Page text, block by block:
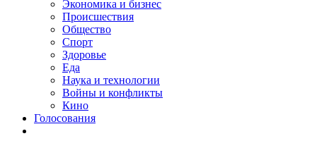
Экономика и бизнес
Происшествия
Общество
Спорт
Здоровье
Еда
Наука и технологии
Войны и конфликты
Кино
Голосования